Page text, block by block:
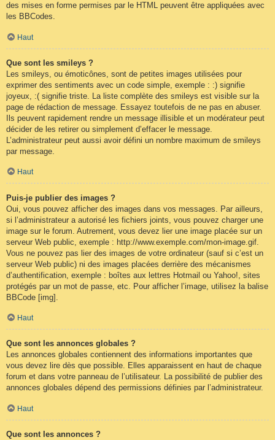
des mises en forme permises par le HTML peuvent être appliquées avec
les BBCodes.
Haut
Que sont les smileys ?
Les smileys, ou émoticônes, sont de petites images utilisées pour
exprimer des sentiments avec un code simple, exemple : :) signifie
joyeux, :( signifie triste. La liste complète des smileys est visible sur la
page de rédaction de message. Essayez toutefois de ne pas en abuser.
Ils peuvent rapidement rendre un message illisible et un modérateur peut
décider de les retirer ou simplement d’effacer le message.
L’administrateur peut aussi avoir défini un nombre maximum de smileys
par message.
Haut
Puis-je publier des images ?
Oui, vous pouvez afficher des images dans vos messages. Par ailleurs,
si l’administrateur a autorisé les fichiers joints, vous pouvez charger une
image sur le forum. Autrement, vous devez lier une image placée sur un
serveur Web public, exemple : http://www.exemple.com/mon-image.gif.
Vous ne pouvez pas lier des images de votre ordinateur (sauf si c’est un
serveur Web public) ni des images placées derrière des mécanismes
d’authentification, exemple : boîtes aux lettres Hotmail ou Yahoo!, sites
protégés par un mot de passe, etc. Pour afficher l’image, utilisez la balise
BBCode [img].
Haut
Que sont les annonces globales ?
Les annonces globales contiennent des informations importantes que
vous devez lire dès que possible. Elles apparaissent en haut de chaque
forum et dans votre panneau de l’utilisateur. La possibilité de publier des
annonces globales dépend des permissions définies par l’administrateur.
Haut
Que sont les annonces ?